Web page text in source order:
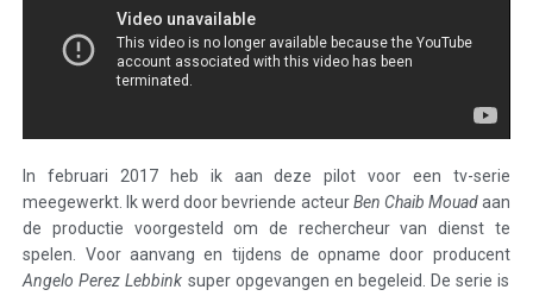
In februari 2017 heb ik aan deze pilot voor een tv-serie
meegewerkt. Ik werd door bevriende acteurBen Chaib Mouadaan
de productie voorgesteld om de rechercheur van dienst te
spelen. Voor aanvang en tijdens de opname door producent
Angelo Perez Lebbink super opgevangen en begeleid. De serie is